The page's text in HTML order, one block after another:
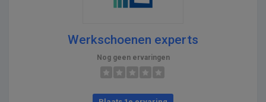
Werkschoenen experts
Nog geen ervaringen